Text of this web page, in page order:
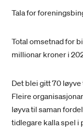
Tala for
Total omsetnad for
millionar kroner i
Det blei gitt 70
Fleire
løyva til saman
tidlegare kalla spel i